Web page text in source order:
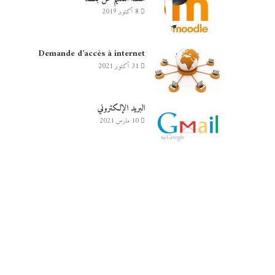
8 أكتوبر 2019
Demande d’accès à internet
31 أكتوبر 2021
البريد الإلكتروني
10 مارس 2021